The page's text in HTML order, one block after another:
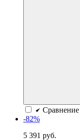
Сравнение
-82%
5 391 руб.